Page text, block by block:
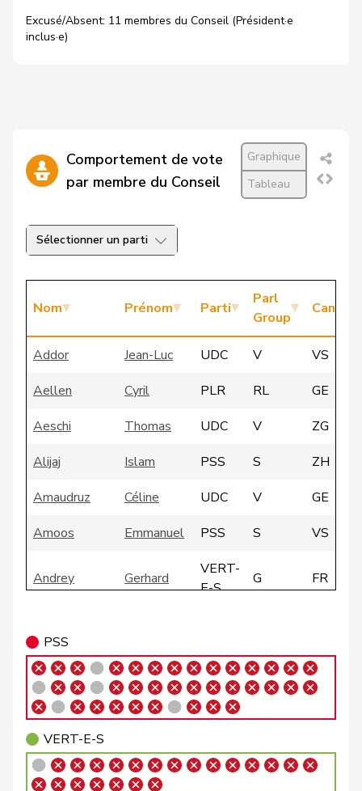
Excusé/Absent: 11 membres du Conseil (Président·e
inclus·e)
Comportement de vote
par membre du Conseil
Graphique
Tableau
Sélectionner un parti
Nom Prénom Parti
Parl
Group
Canton
Addor Jean-Luc UDC V
VS
Aellen
Cyril PLR RL
GE
Aeschi
Thomas UDC V
ZG
Alijaj
Islam PSS S
ZH
Amaudruz
Céline UDC V
GE
Amoos
Emmanuel PSS S VS
Andrey Gerhard
VERT-
E-S
G FR
Badertscher
Badran Jacqueline PSS S
ZH
Bally
Maya Centre M-E
AG
Balmer
Bettina PLR RL
ZH
Barandun
Nicole
PSS
VERT-E-S